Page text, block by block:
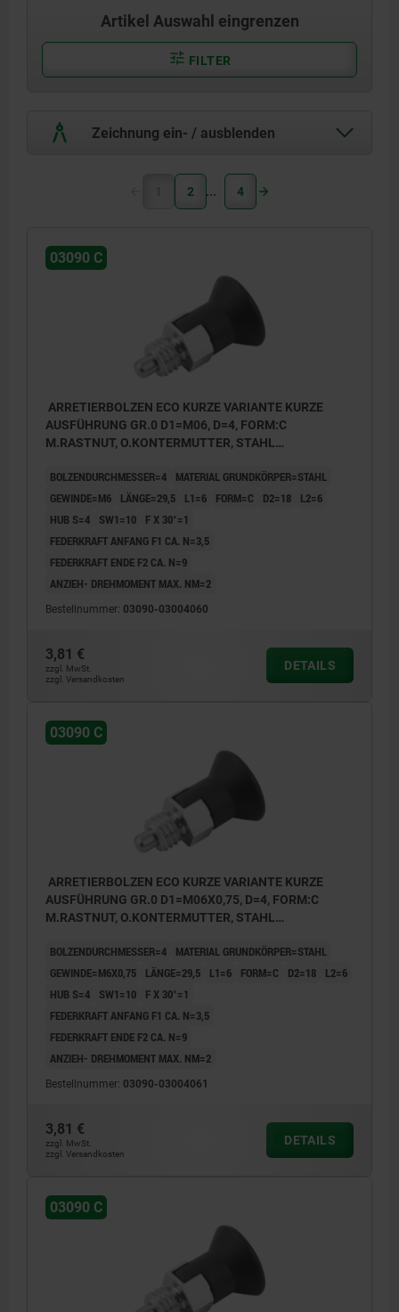
Artikel Auswahl eingrenzen
FILTER
Zeichnung ein- / ausblenden
1 2 4
03090 C
ARRETIERBOLZEN ECO KURZE VARIANTE KURZE
AUSFÜHRUNG GR.0 D1=M06, D=4, FORM:C
M.RASTNUT, O.KONTERMUTTER, STAHL
SCHWARZGRAU RAL7021
BOLZENDURCHMESSER=4
MATERIAL GRUNDKÖRPER=STAHL
GEWINDE=M6
LÄNGE=29,5 L1=6 FORM=C D2=18
L2=6
HUB S=4
SW1=10
F X 30°=1
FEDERKRAFT ANFANG F1 CA. N=3,5
FEDERKRAFT ENDE F2 CA. N=9
ANZIEH- DREHMOMENT MAX. NM=2
Bestellnummer: 03090-03004060
3,81 €
zzgl. MwSt.
zzgl. Versandkosten
DETAILS
03090 C
ARRETIERBOLZEN ECO KURZE VARIANTE KURZE
AUSFÜHRUNG GR.0 D1=M06X0,75, D=4, FORM:C
M.RASTNUT, O.KONTERMUTTER, STAHL
SCHWARZGRAU RAL7021
BOLZENDURCHMESSER=4
MATERIAL GRUNDKÖRPER=STAHL
GEWINDE=M6X0,75
LÄNGE=29,5 L1=6 FORM=C D2=18
L2=6
HUB S=4
SW1=10
F X 30°=1
FEDERKRAFT ANFANG F1 CA. N=3,5
FEDERKRAFT ENDE F2 CA. N=9
ANZIEH- DREHMOMENT MAX. NM=2
Bestellnummer: 03090-03004061
3,81 €
zzgl. MwSt.
zzgl. Versandkosten
DETAILS
03090 C